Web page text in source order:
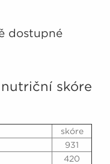
dostupné
skóre
skóre
931
420